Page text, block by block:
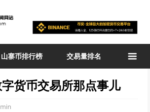
山寨币排行榜 交易量排名
货币交易所那点事儿